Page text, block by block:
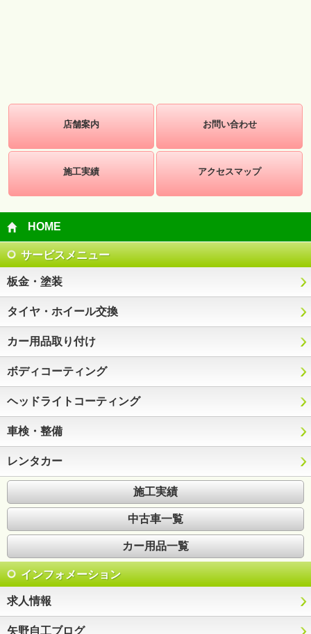
店舗案内 お問い合わせ
施工実績 アクセスマップ
HOME
サービスメニュー
板金・塗装
タイヤ・ホイール交換
カー用品取り付け
ボディコーティング
ヘッドライトコーティング
車検・整備
レンタカー
施工実績
中古車一覧
カー用品一覧
インフォメーション
求人情報
矢野自工ブログ